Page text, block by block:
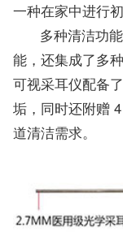
一种在家中进行
多种清洁功
能，还集成了多
可视采耳仪配备
垢，同时还附赠
道清洁需求。